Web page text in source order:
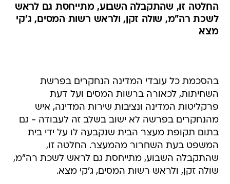
החלטה זו, שהתקבלה השבוע, מתייחסת גם לראש
לשכת רה"מ, שולה זקן, ולראש רשות המסים, ג'קי
מצא
בהסכמת כל עובדי המדינה הנחקרים בפרשת
השחיתות, לכאורה ברשות המסים ועל דעת
פרקליטות המדינה ונציבות שירות המדינה, איש
מהנחקרים בפרשה לא ישוב בשלב זה לעבודה - גם
בתום תקופת מעצר הבית שנקבעה לו על ידי בית
המשפט בעת השחרור מהמעצר. החלטה זו,
שהתקבלה השבוע, מתייחסת גם לראש לשכת רה"מ,
שולה זקן, ולראש רשות המסים, ג'קי מצא.